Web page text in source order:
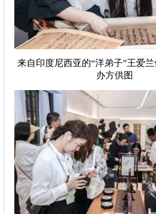
来自印度尼西亚的“洋弟子”王爱
办方供图